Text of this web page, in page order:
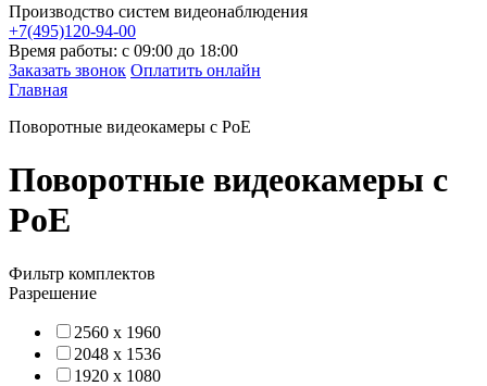
Производство систем видеонаблюдения
+7(495)120-94-00
Время работы: с 09:00 до 18:00
Заказать звонок Оплатить онлайн
Главная
Поворотные видеокамеры с PoE
Поворотные видеокамеры с
PoE
Фильтр комплектов
Разрешение
2560 x 1960
2048 x 1536
1920 x 1080